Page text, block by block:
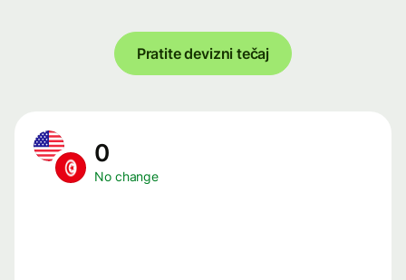
Pratite devizni tečaj
0
No change